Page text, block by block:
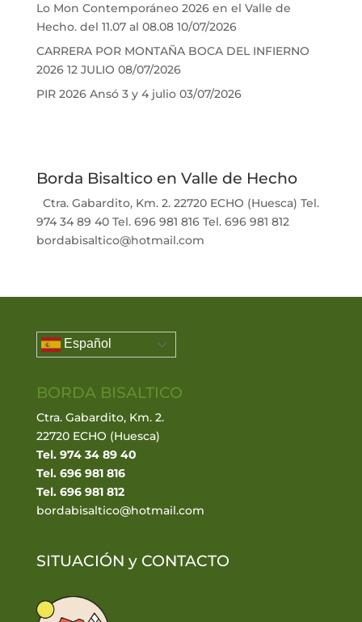
Lo Mon Contemporáneo 2026 en el Valle de
Hecho. del 11.07 al 08.08 10/07/2026
CARRERA POR MONTAÑA BOCA DEL INFIERNO
2026 12 JULIO 08/07/2026
PIR 2026 Ansó 3 y 4 julio 03/07/2026
Borda Bisaltico en Valle de Hecho
Ctra. Gabardito, Km. 2. 22720 ECHO (Huesca) Tel.
974 34 89 40 Tel. 696 981 816 Tel. 696 981 812
bordabisaltico@hotmail.com
Español
BORDA BISALTICO
Ctra. Gabardito, Km. 2.
22720 ECHO (Huesca)
Tel. 974 34 89 40
Tel. 696 981 816
Tel. 696 981 812
bordabisaltico@hotmail.com
SITUACIÓN y CONTACTO